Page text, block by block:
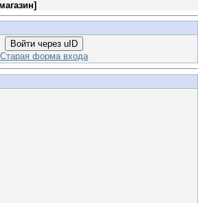
]
Войти через uID
Старая форма входа